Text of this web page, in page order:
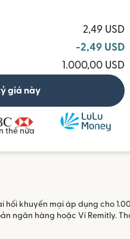
2,49 USD
-2,49 USD
1.000,00 USD
giá này
thế nữa
khuyến mại áp dụng cho
ngân hàng hoặc Ví Remitly.